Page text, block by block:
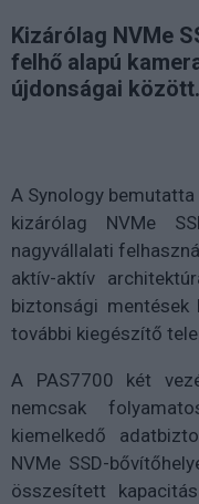
Kizárólag NVMe
felhő alapú
újdonságai között.
A Synology
kizárólag NVMe
nagyvállalati
aktív-aktív
biztonsági mentések
további kiegészítő
A PAS7700 két
nemcsak
kiemelkedő
NVMe SSD-
összesített